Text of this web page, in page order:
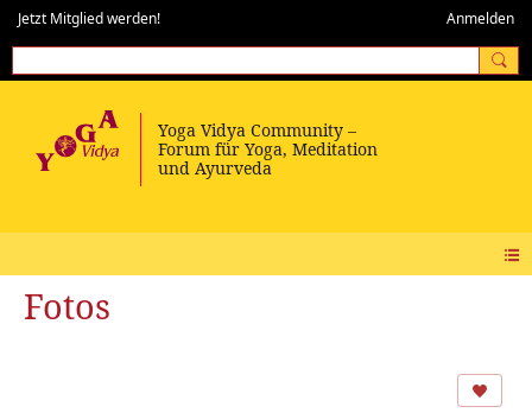
Jetzt Mitglied werden! Anmelden
Fotos